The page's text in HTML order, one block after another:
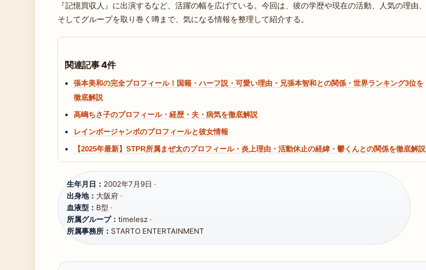
『記憶買収人』に出演するなど、活躍の幅を広げている。今回は、彼の学歴や現在の活動、人気の理由、
そしてグループを取り巻く噂まで、気になる情報を整理して紹介する。
関連記事 4件
張本美和の完全プロフィール！国籍・ハーフ説・可愛い理由・兄張本智和との関係・世界ランキング3位を
徹底解説
高嶋ちさ子のプロフィール・経歴・夫・病気を徹底解説
レインボージャンボのプロフィールと彼女情報
【2025年最新】STPR所属まぜ太のプロフィール・炎上理由・活動休止の経緯・鬱くんとの関係を徹底解説
生年月日： 2002年7月9日 ·
出身地： 大阪府 ·
血液型： B型 ·
所属グループ： timelesz ·
所属事務所： STARTO ENTERTAINMENT